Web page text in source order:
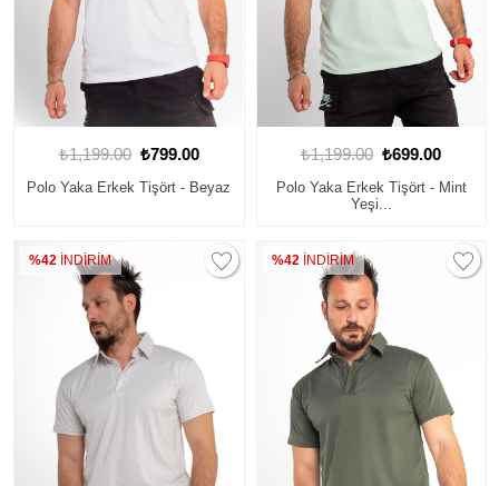
₺1,199.00 ₺799.00
Polo Yaka Erkek Tişört - Beyaz
₺1,199.00 ₺699.00
Polo Yaka Erkek Tişört - Mint
Yeşi...
%42 İNDİRİM %42İNDİRİM